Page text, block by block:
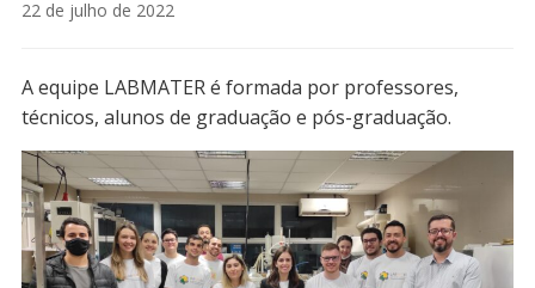
22 de julho de 2022
A equipe LABMATER é formada por professores,
técnicos, alunos de graduação e pós-graduação.